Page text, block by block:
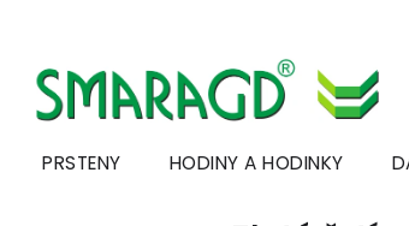
PRSTENY HODINY A HODINKY